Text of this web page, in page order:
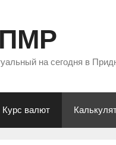
на сегодня в
Курс валют